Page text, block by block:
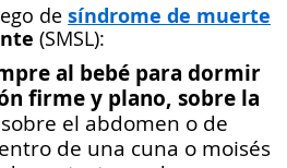
de síndrome de muerte
(SMSL):
al bebé para dormir
firme y plano, sobre la
el abdomen o de
de una cuna o moisés